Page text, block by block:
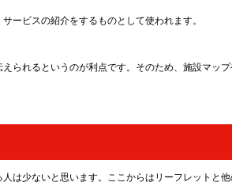
ービスの紹介をするものとして使われます。
られるというのが利点です。そのため、施設マッ
は少ないと思います。ここからはリーフレットと